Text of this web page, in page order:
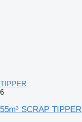
TIPPER
6
55m³ SCRAP TIPPER